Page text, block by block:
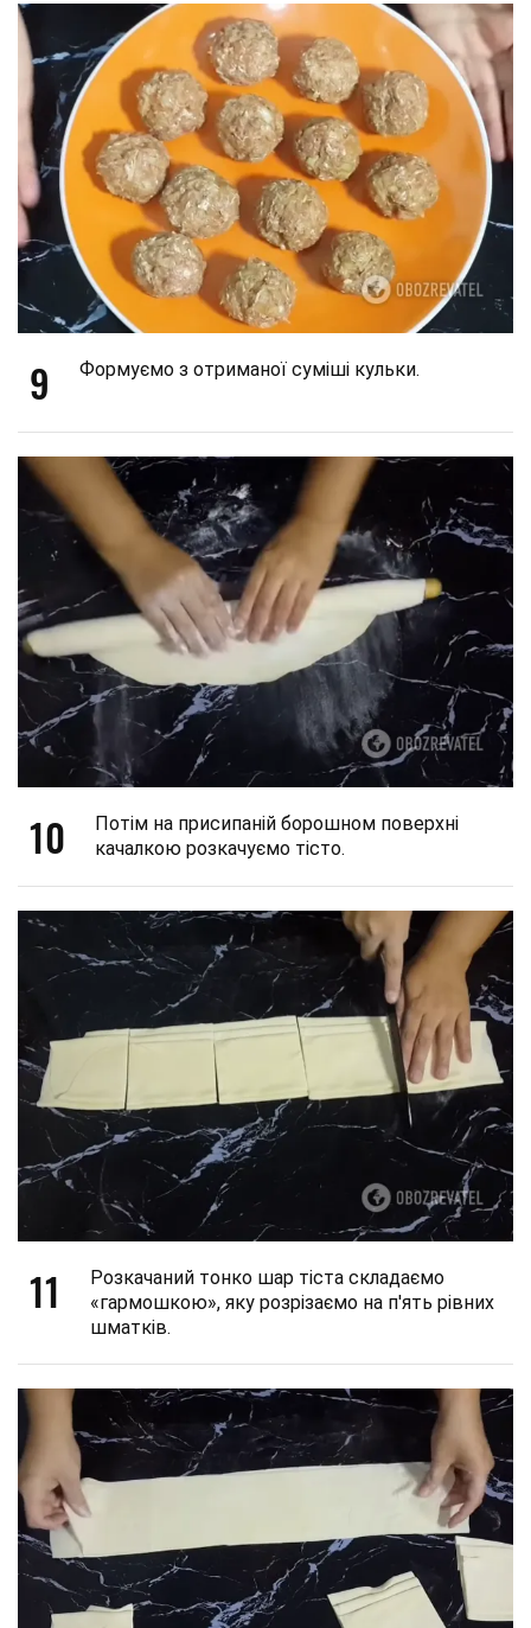
9 Формуємо з отриманої суміші кульки.
10
Потім на присипаній борошном поверхні
качалкою розкачуємо тісто.
11
Розкачаний тонко шар тіста складаємо
«гармошкою», яку розрізаємо на п'ять рівних
шматків.